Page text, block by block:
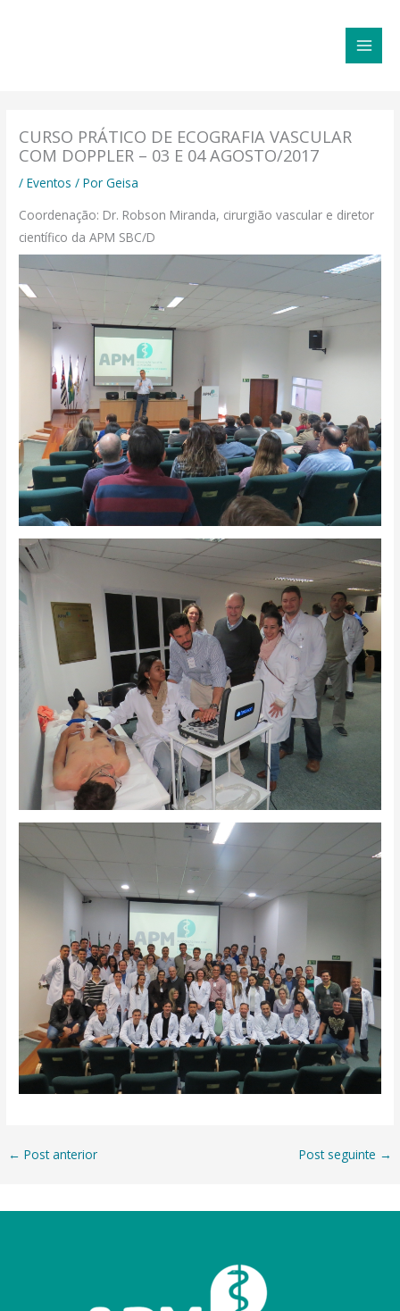
CURSO PRÁTICO DE ECOGRAFIA VASCULAR
COM DOPPLER – 03 E 04 AGOSTO/2017
/Eventos / PorGeisa
Coordenação: Dr. Robson Miranda, cirurgião vascular e diretor
científico da APM SBC/D
← Post anterior Post seguinte →